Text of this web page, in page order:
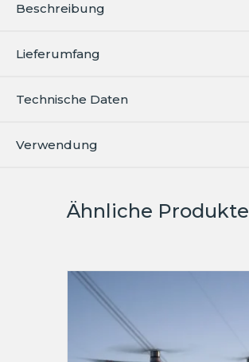
Beschreibung
Lieferumfang
Technische Daten
Verwendung
Ähnliche Produkte